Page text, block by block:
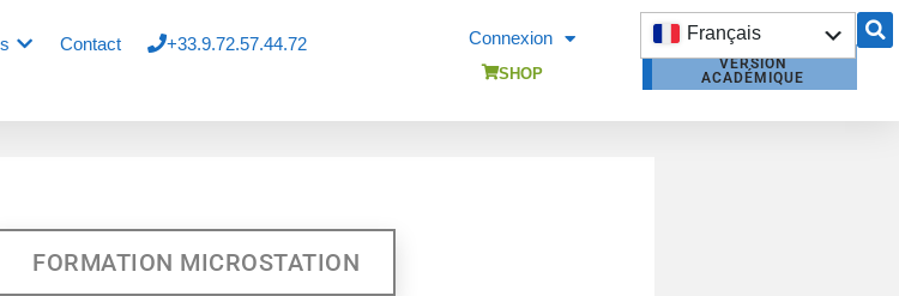
Contact +33.9.72.57.44.72
Français
English
VERSION
ACADÉMIQUE
Connexion
SHOP
FORMATION MICROSTATION